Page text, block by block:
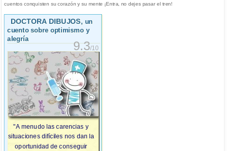
cuentos conquisten su corazón y su mente ¡Entra, no dejes pasar el tren!
DOCTORA DIBUJOS, un
cuento sobre optimismo y
alegría
9.3/10
"A menudo las carencias y
situaciones difíciles nos dan la
oportunidad de conseguir